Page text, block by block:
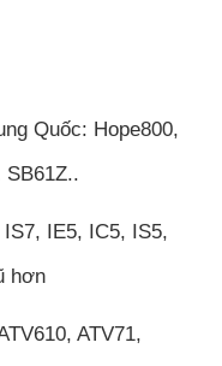
Quốc: Hope800,
SB61Z..
IE5, IC5, IS5,
hơn
ATV71,